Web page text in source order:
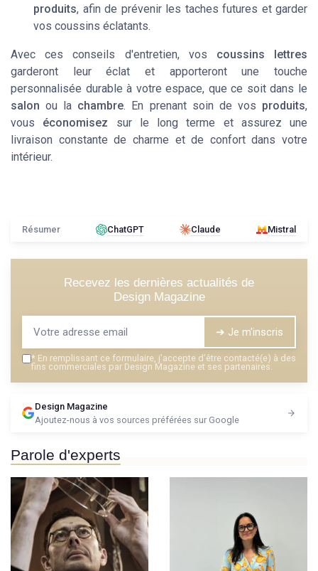
produits, afin de prévenir les taches futures et garder
vos coussins éclatants.
Avec ces conseils d'entretien, vos coussins lettres
garderont leur éclat et apporteront une touche
personnalisée durable à votre espace, que ce soit dans le
salon ou la chambre. En prenant soin de vos produits,
vous économisez sur le long terme et assurez une
livraison constante de charme et de confort dans votre
intérieur.
Résumer ChatGPT Claude Mistral
Recevez les dernières actualités de
Design Magazine
➔ Je m'inscris
* En remplissant ce formulaire, j’accepte d’être contacté(e) à des
fins commerciales par Design Magazine et ses partenaires.
Design Magazine
Ajoutez-nous à vos sources préférées sur Google
Parole d'experts